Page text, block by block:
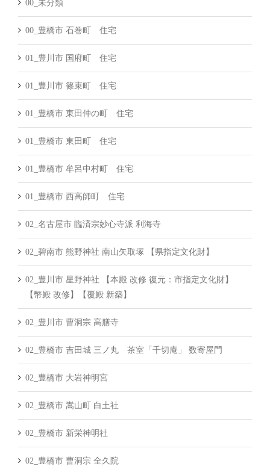
00_未分類
00_豊橋市 石巻町 住宅
01_豊川市 国府町 住宅
01_豊川市 篠束町 住宅
01_豊橋市 東田仲の町 住宅
01_豊橋市 東田町 住宅
01_豊橋市 牟呂中村町 住宅
01_豊橋市 西高師町 住宅
02_名古屋市 臨済宗妙心寺派 利海寺
02_碧南市 熊野神社 南山矢取塚 【県指定文化財】
02_豊川市 星野神社 【本殿 改修 復元：市指定文化財】
【幣殿 改修】【覆殿 新築】
02_豊川市 曹洞宗 高膳寺
02_豊橋市 吉田城 三ノ丸 茶室「千切庵」 数寄屋門
02_豊橋市 大岩神明宮
02_豊橋市 嵩山町 白土社
02_豊橋市 新栄神明社
02_豊橋市 曹洞宗 全久院